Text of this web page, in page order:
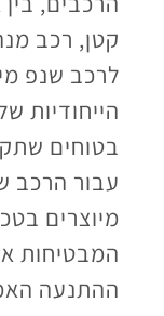
קטן, רכב
לרכב שנפ
הייחודיות
בטוחים
עבור הרכב
מיוצרים
המבטיחות
ההתנעה